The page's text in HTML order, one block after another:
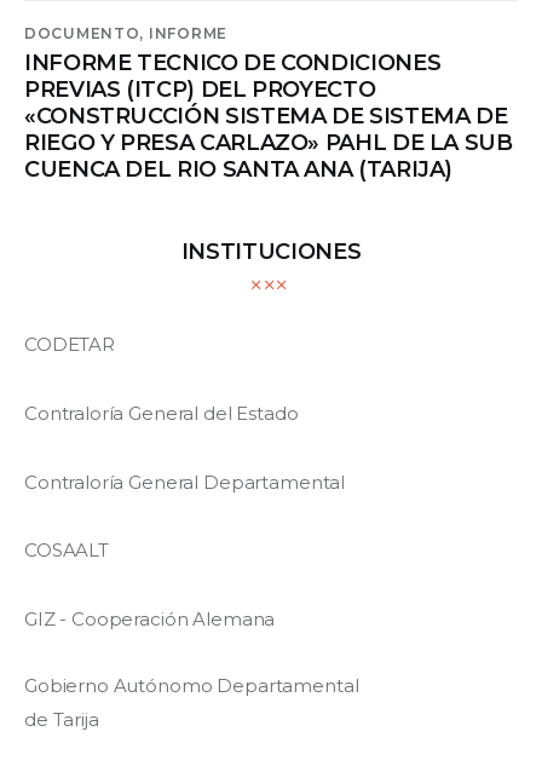
DOCUMENTO, INFORME
INFORME TECNICO DE CONDICIONES
PREVIAS (ITCP) DEL PROYECTO
«CONSTRUCCIÓN SISTEMA DE SISTEMA DE
RIEGO Y PRESA CARLAZO» PAHL DE LA SUB
CUENCA DEL RIO SANTA ANA (TARIJA)
INSTITUCIONES
CODETAR
Contraloría General del Estado
Contraloría General Departamental
COSAALT
GIZ - Cooperación Alemana
Gobierno Autónomo Departamental
de Tarija